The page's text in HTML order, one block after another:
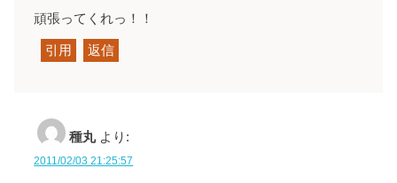
頑張ってくれっ！！
引用 返信
種丸 より:
2011/02/03 21:25:57